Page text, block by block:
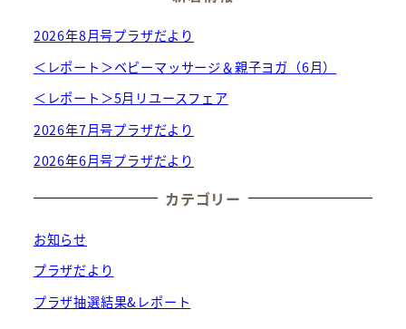
2026年8月号プラザだより
＜レポート＞ベビーマッサージ＆親子ヨガ（6月）
＜レポート＞5月リユースフェア
2026年7月号プラザだより
2026年6月号プラザだより
カテゴリー
お知らせ
プラザだより
プラザ抽選結果&レポート